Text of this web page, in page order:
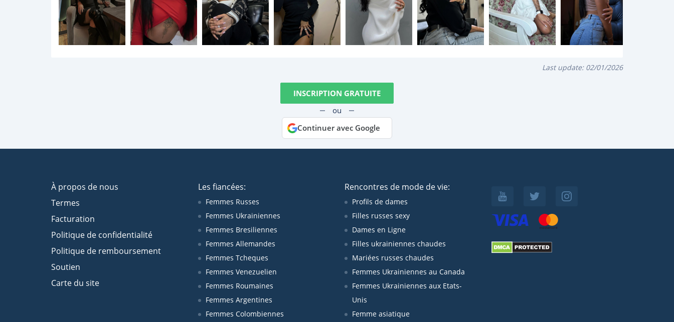
Last update: 02/01/2026
INSCRIPTION GRATUITE
ou
Continuer avec Google
À propos de nous
Termes
Facturation
Politique de confidentialité
Politique de remboursement
Soutien
Carte du site
Les fiancées:
Femmes Russes
Femmes Ukrainiennes
Femmes Bresiliennes
Femmes Allemandes
Femmes Tcheques
Femmes Venezuelien
Femmes Roumaines
Femmes Argentines
Femmes Colombiennes
Rencontres de mode de vie:
Profils de dames
Filles russes sexy
Dames en Ligne
Filles ukrainiennes chaudes
Mariées russes chaudes
Femmes Ukrainiennes au Canada
Femmes Ukrainiennes aux Etats-
Unis
Femme asiatique